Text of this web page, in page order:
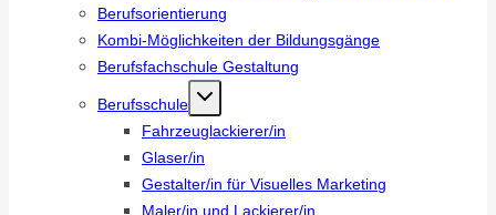
Berufsorientierung
Kombi-Möglichkeiten der Bildungsgänge
Berufsfachschule Gestaltung
Berufsschule
Fahrzeuglackierer/in
Glaser/in
Gestalter/in für Visuelles Marketing
Maler/in und Lackierer/in